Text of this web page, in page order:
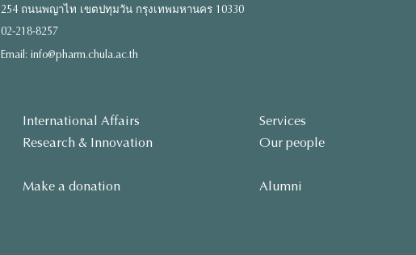
254 ถนนพญาไท เขตปทุมวัน กรุงเทพมหานคร 10330
02-218-8257
Email: info@pharm.chula.ac.th
International Affairs
Research & Innovation
Make a donation
Services
Our people
Alumni